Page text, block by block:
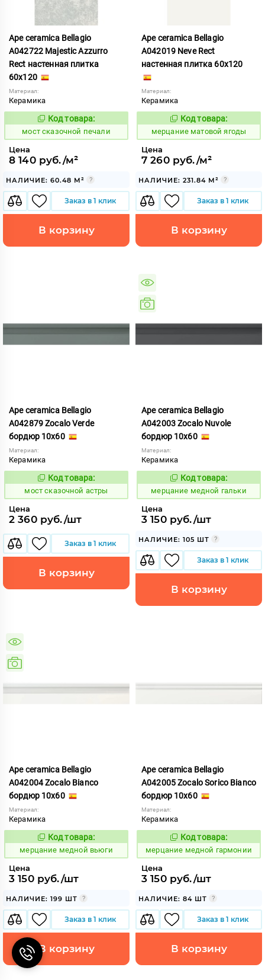
Ape ceramica Bellagio
A042722 Majestic Azzurro
Rect настенная плитка
60x120
Материал:
Керамика
1026695
Код товара:
мост сказочной печали
Цена
8 140 руб./м²
НАЛИЧИЕ: 60.48 М²
Заказ в 1 клик
В корзину
Ape ceramica Bellagio
A042019 Neve Rect
настенная плитка 60x120
Материал:
Керамика
975499
Код товара:
мерцание матовой ягоды
Цена
7 260 руб./м²
НАЛИЧИЕ: 231.84 М²
Заказ в 1 клик
В корзину
Ape ceramica Bellagio
A042879 Zocalo Verde
бордюр 10x60
Материал:
Керамика
1026706
Код товара:
мост сказочной астры
Цена
2 360 руб./шт
Заказ в 1 клик
В корзину
Ape ceramica Bellagio
A042003 Zocalo Nuvole
бордюр 10x60
Материал:
Керамика
975515
Код товара:
мерцание медной гальки
Цена
3 150 руб./шт
НАЛИЧИЕ: 105 ШТ
Заказ в 1 клик
В корзину
Ape ceramica Bellagio
A042004 Zocalo Bianco
бордюр 10x60
Материал:
Керамика
975514
Код товара:
мерцание медной вьюги
Цена
3 150 руб./шт
НАЛИЧИЕ: 199 ШТ
Заказ в 1 клик
В корзину
Ape ceramica Bellagio
A042005 Zocalo Sorico Bianco
бордюр 10x60
Материал:
Керамика
975516
Код товара:
мерцание медной гармонии
Цена
3 150 руб./шт
НАЛИЧИЕ: 84 ШТ
Заказ в 1 клик
В корзину